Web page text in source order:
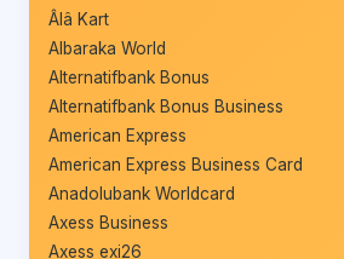
Âlâ Kart
Albaraka World
Alternatifbank Bonus
Alternatifbank Bonus Business
American Express
American Express Business Card
Anadolubank Worldcard
Axess Business
Axess exi26